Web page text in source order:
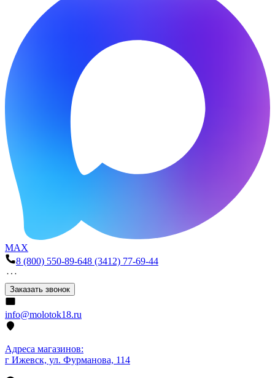
MAX
8 (800) 550-89-648 (3412) 77-69-44
Заказать звонок
info@molotok18.ru
Адреса магазинов:
г Ижевск, ул. Фурманова, 114